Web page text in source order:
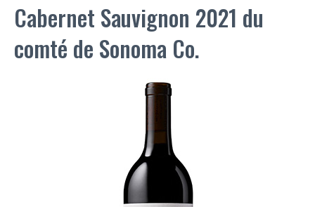
Cabernet Sauvignon 2021 du
comté de Sonoma Co.